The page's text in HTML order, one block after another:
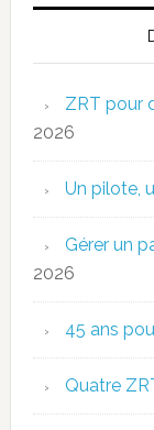
ZRT pour
2026
Un pilote,
Gérer un
2026
45 ans
Quatre